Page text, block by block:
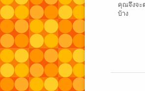
คุณจึงจะ
บ้าง